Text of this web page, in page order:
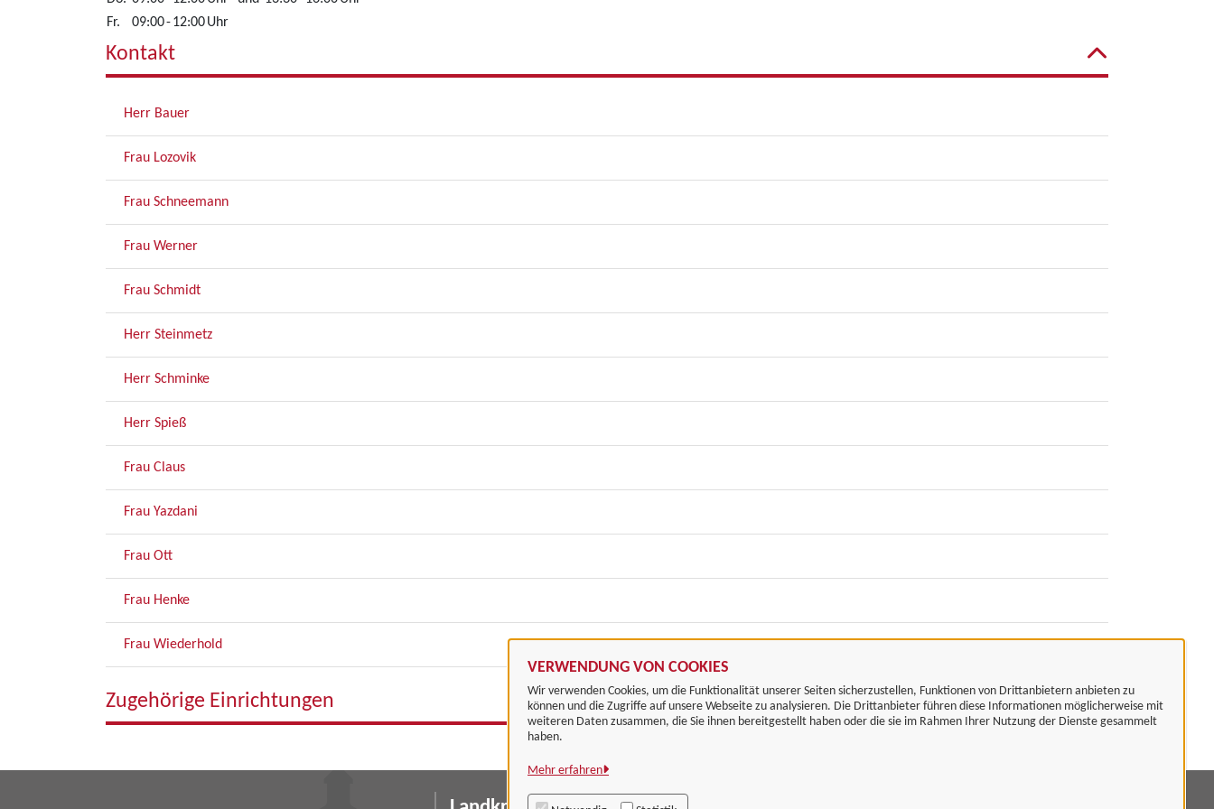
VERWENDUNG VON COOKIES
Wir verwenden Cookies, um die Funktionalität unserer Seiten sicherzustellen, Funktionen von Drittanbietern anbieten zu
können und die Zugriffe auf unsere Webseite zu analysieren. Die Drittanbieter führen diese Informationen möglicherweise mit
weiteren Daten zusammen, die Sie ihnen bereitgestellt haben oder die sie im Rahmen Ihrer Nutzung der Dienste gesammelt
haben.
Mehr erfahren
Fr.
09:00-12:00Uhr
Kontakt
Herr Bauer
Frau Lozovik
Frau Schneemann
Frau Werner
Frau Schmidt
Herr Steinmetz
Herr Schminke
Herr Spieß
Frau Claus
Frau Yazdani
Frau Ott
Frau Henke
Frau Wiederhold
Zugehörige Einrichtungen